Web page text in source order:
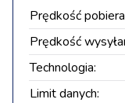
Prędkość
Prędkość
Technologia:
Limit danych: